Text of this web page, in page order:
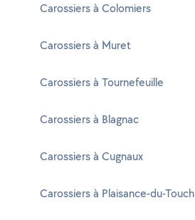
Carossiers à Colomiers
Carossiers à Muret
Carossiers à Tournefeuille
Carossiers à Blagnac
Carossiers à Cugnaux
Carossiers à Plaisance-du-Touch